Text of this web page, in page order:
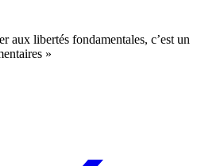
aux libertés fondamentales, c’est un
»